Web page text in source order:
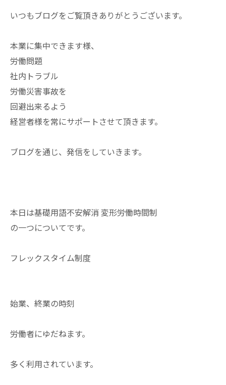
いつもブログをご覧頂きありがとうございます。
本業に集中できます様、
労働問題
社内トラブル
労働災害事故を
回避出来るよう
経営者様を常にサポートさせて頂きます。
ブログを通じ、発信をしていきます。
本日は基礎用語不安解消 変形労働時間制
の一つについてです。
フレックスタイム制度
始業、終業の時刻
労働者にゆだねます。
多く利用されています。